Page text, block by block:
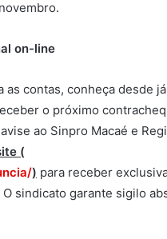
on-line
as contas, conheça desde
o próximo
ao Sinpro Macaé e
(
) para receber
sindicato garante sigilo